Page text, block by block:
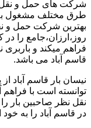
شرکت های حمل و نقل
طرق مختلف مشغول به
بهترین شرکت حمل و
روز،ارزان،جامع را
فراهم میکند و باربری
قاسم آباد می باشد.
نیسان بار قاسم آباد
توانسته است با
نقل نظر صاحبین بار
در قاسم آباد را به